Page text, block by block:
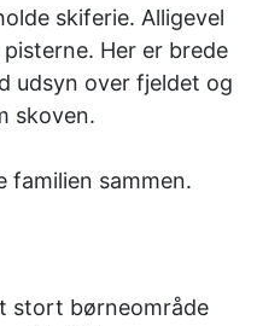
skiferie. Alligevel
Her er brede
udsyn over fjeldet og
skoven.
familien sammen.
stort børneområde